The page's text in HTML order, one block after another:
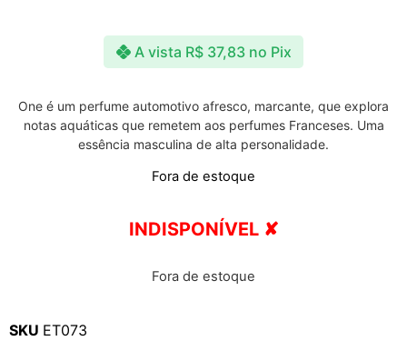
A vista R$37,83 no Pix
One é um perfume automotivo afresco, marcante, que explora
notas aquáticas que remetem aos perfumes Franceses. Uma
essência masculina de alta personalidade.
Fora de estoque
INDISPONÍVEL ✘
Fora de estoque
SKU ET073